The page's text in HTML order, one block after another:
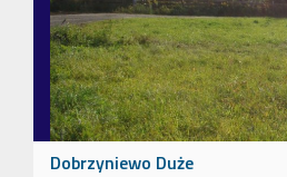
Dobrzyniewo Duże